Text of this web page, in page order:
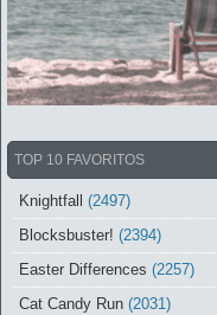
TOP 10 FAVORITOS
Knightfall (2497)
Blocksbuster! (2394)
Easter Differences (2257)
Cat Candy Run (2031)